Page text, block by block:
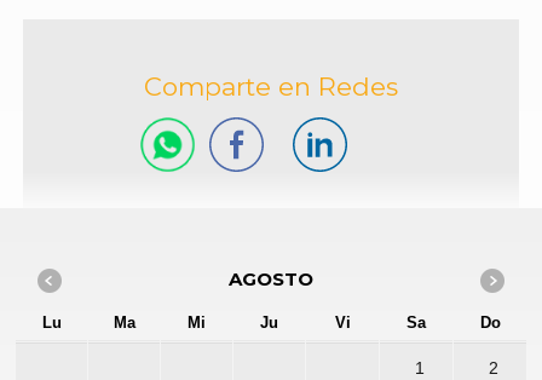
Comparte en Redes
AGOSTO
Lu Ma Mi Ju Vi Sa Do
1 2